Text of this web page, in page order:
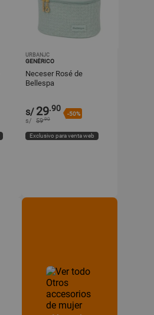
URBANJC
GENÉRICO
Neceser Rosé de
Bellespa
s/ 29.90
-50%
s/ 59.90
Exclusivo para venta web